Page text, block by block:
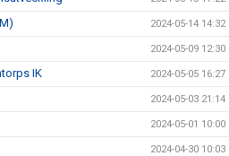
2024-05-14 14:32
2024-05-09 12:30
IK 2024-05-05 16:27
2024-05-03 21:14
2024-05-01 10:00
2024-04-30 10:03